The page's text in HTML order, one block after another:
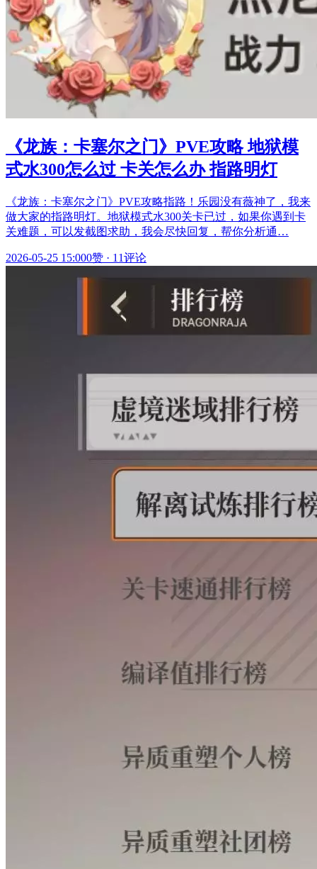
《龙族：卡塞尔之门》PVE攻略 地狱模
式水300怎么过 卡关怎么办 指路明灯
《龙族：卡塞尔之门》PVE攻略指路！乐园没有薇神了，我来
做大家的指路明灯。地狱模式水300关卡已过，如果你遇到卡
关难题，可以发截图求助，我会尽快回复，帮你分析通…
2026-05-25 15:000赞 · 11评论